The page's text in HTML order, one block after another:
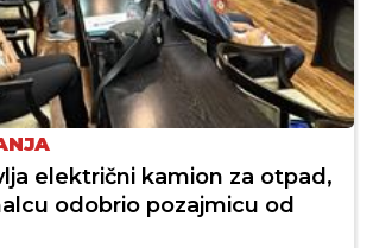
električni kamion za otpad,
odobrio pozajmicu od